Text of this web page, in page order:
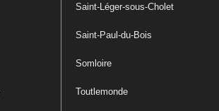
Saint-Léger-sous-Cholet
Saint-Paul-du-Bois
Somloire
Toutlemonde